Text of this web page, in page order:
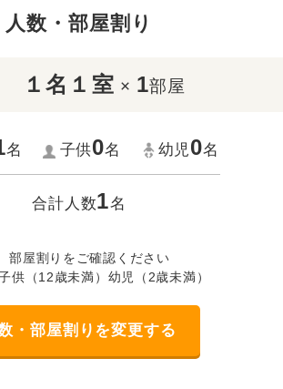
人数・部屋割り
１名１室 × 1部屋
名 子供0名 幼児0名
合計人数1名
部屋割りをご確認ください
供（12歳未満）幼児（2歳未満）
・部屋割りを変更する